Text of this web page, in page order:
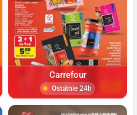
Carrefour
Ostatnie 24h